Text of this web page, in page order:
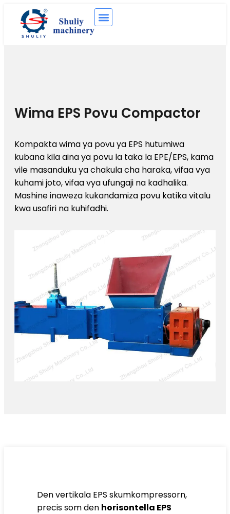
Wima EPS Povu Compactor
Kompakta wima ya povu ya EPS hutumiwa
kubana kila aina ya povu la taka la EPE/EPS, kama
vile masanduku ya chakula cha haraka, vifaa vya
kuhami joto, vifaa vya ufungaji na kadhalika.
Mashine inaweza kukandamiza povu katika vitalu
kwa usafiri na kuhifadhi.
Den vertikala EPS skumkompressorn,
precis som den horisontella EPS